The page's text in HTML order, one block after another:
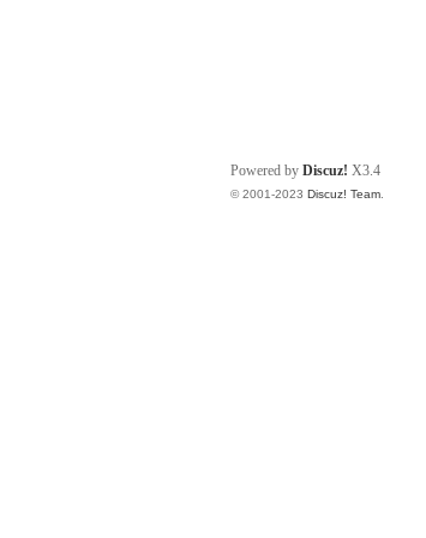
Powered by Discuz! X3.4
© 2001-2023 Discuz! Team